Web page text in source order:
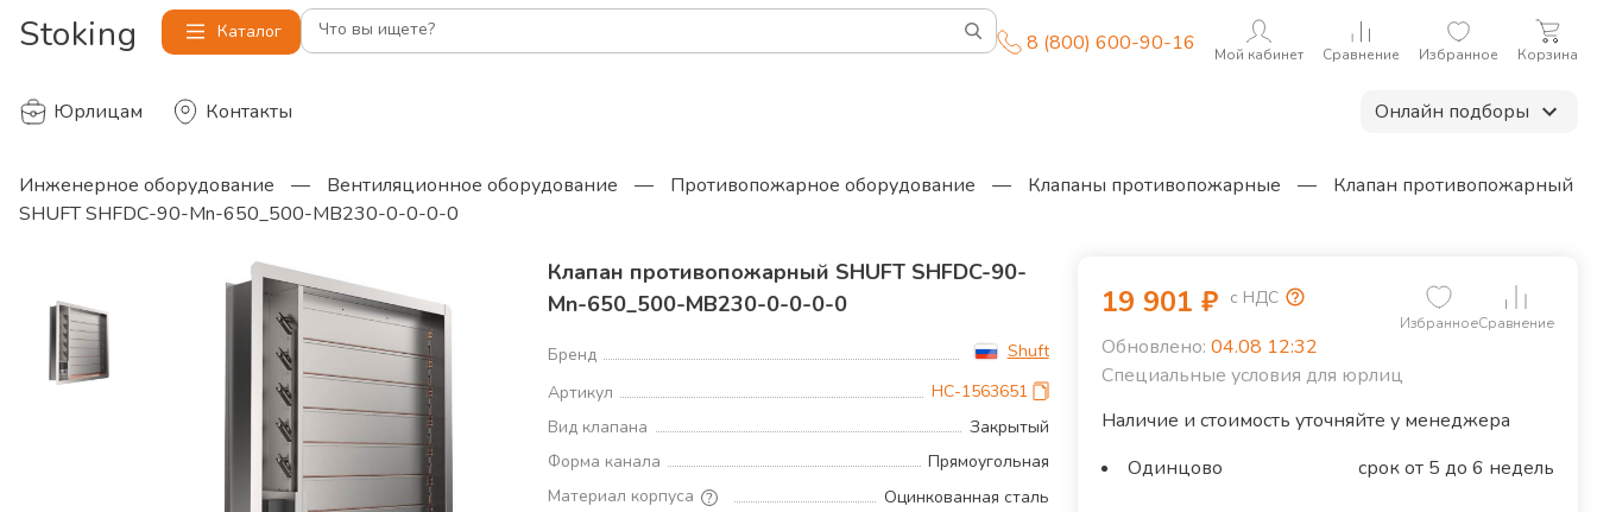
Stoking Каталог Что вы ищете? 8 (800) 600-90-16 Мой кабинет Сравнение Избранное Корзина
Юрлицам Контакты Онлайн подборы
Инженерное оборудование — Вентиляционное оборудование — Противопожарное оборудование — Клапаны противопожарные —
Клапан противопожарный
SHUFT SHFDC-90-Mn-650_500-MB230-0-0-0-0
Клапан противопожарный SHUFT SHFDC-90-
Mn-650_500-MB230-0-0-0-0
Бренд
Shuft
Артикул
НС-1563651
Вид клапана
Закрытый
Форма канала
Прямоугольная
Материал корпуса
Оцинкованная сталь
19 901 ₽ с НДС
ИзбранноеСравнение
Обновлено: 04.08 12:32
Специальные условия для юрлиц
Наличие и стоимость уточняйте у менеджера
Одинцово
срок от 5 до 6 недель